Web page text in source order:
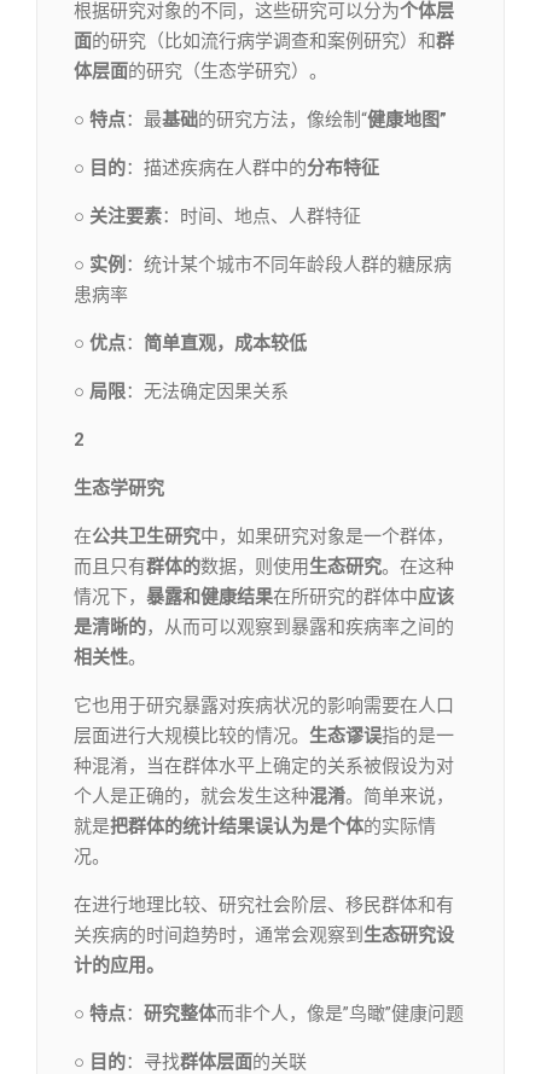
根据研究对象的不同，这些研究可以分为个体层
面的研究（比如流行病学调查和案例研究）和群
体层面的研究（生态学研究）。
○ 特点：最基础的研究方法，像绘制“健康地图”
○ 目的：描述疾病在人群中的分布特征
○ 关注要素：时间、地点、人群特征
○ 实例 ：统计某个城市不同年龄段人群的糖尿病
患病率
○ 优点： 简单直观，成本较低
○ 局限：无法确定因果关系
2
生态学研究
在公共卫生研究中，如果研究对象是一个群体，
而且只有群体的数据，则使用生态研究。在这种
情况下， 暴露和健康结果在所研究的群体中应该
是清晰的，从而可以观察到暴露和疾病率之间的
相关性。
它也用于研究暴露对疾病状况的影响需要在人口
层面进行大规模比较的情况。 生态谬误指的是一
种混淆，当在群体水平上确定的关系被假设为对
个人是正确的，就会发生这种混淆。简单来说，
就是把群体的统计结果误认为是个体的实际情
况。
在进行地理比较、研究社会阶层、移民群体和有
关疾病的时间趋势时，通常会观察到 生态研究设
计的应用。
○ 特点： 研究整体而非个人，像是”鸟瞰”健康问题
○ 目的：寻找群体层面的关联